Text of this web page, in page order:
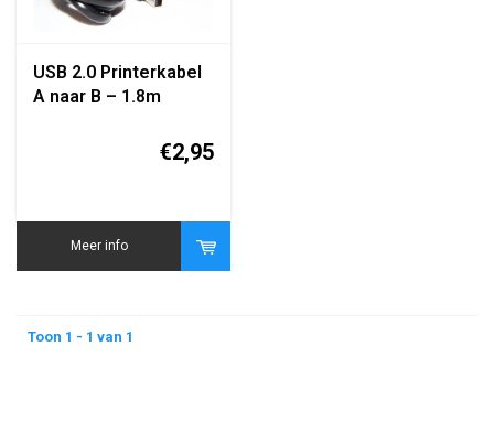
USB 2.0 Printerkabel
A naar B – 1.8m
€2,95
Meer info
Toon 1 - 1 van 1